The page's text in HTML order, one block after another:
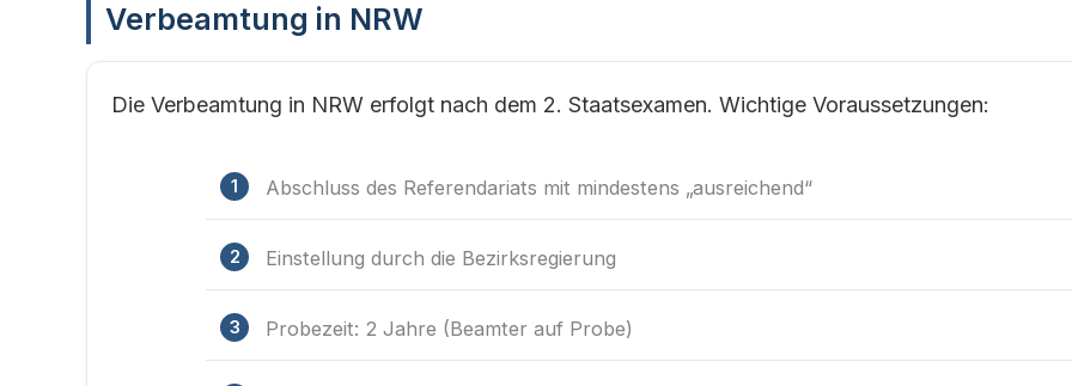
Verbeamtung in NRW
Die Verbeamtung in NRW erfolgt nach dem 2. Staatsexamen. Wichtige Voraussetzungen:
Abschluss des Referendariats mit mindestens „ausreichend“
Einstellung durch die Bezirksregierung
Probezeit: 2 Jahre (Beamter auf Probe)